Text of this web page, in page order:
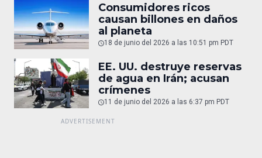
Consumidores ricos
causan billones en daños
al planeta
18 de junio del 2026 a las 10:51 pm PDT
EE. UU. destruye reservas
de agua en Irán; acusan
crímenes
11 de junio del 2026 a las 6:37 pm PDT